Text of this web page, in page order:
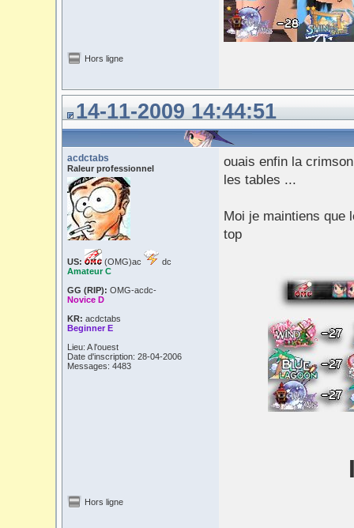
Hors ligne
14-11-2009 14:44:51
acdctabs
Raleur professionnel
US: (OMG)ac
dc
Amateur C
GG (RIP): OMG-acdc-
Novice D
KR: acdctabs
Beginner E
Lieu: A l'ouest
Date d'inscription: 28-04-2006
Messages: 4483
ouais enfin la
les tables ...
Moi je maintiens que
top
Hors ligne